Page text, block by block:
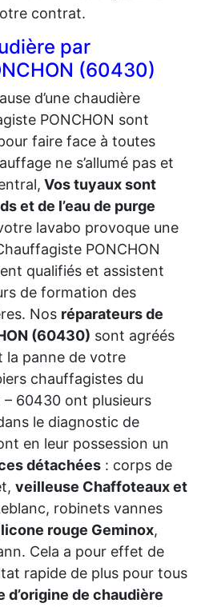
contrat.
par
(60430)
d’une chaudière
PONCHON sont
faire face à toutes
ne s’allumé pas et
Vos tuyaux sont
et de l’eau de purge
lavabo provoque une
PONCHON
qualifiés et assistent
de formation des
Nos réparateurs de
(60430) sont agréés
la panne de votre
chauffagistes du
60430 ont plusieurs
le diagnostic de
en leur possession un
détachées : corps de
veilleuse Chaffoteaux et
robinets vannes
rouge Geminox,
Cela a pour effet de
rapide de plus pour tous
de chaudière